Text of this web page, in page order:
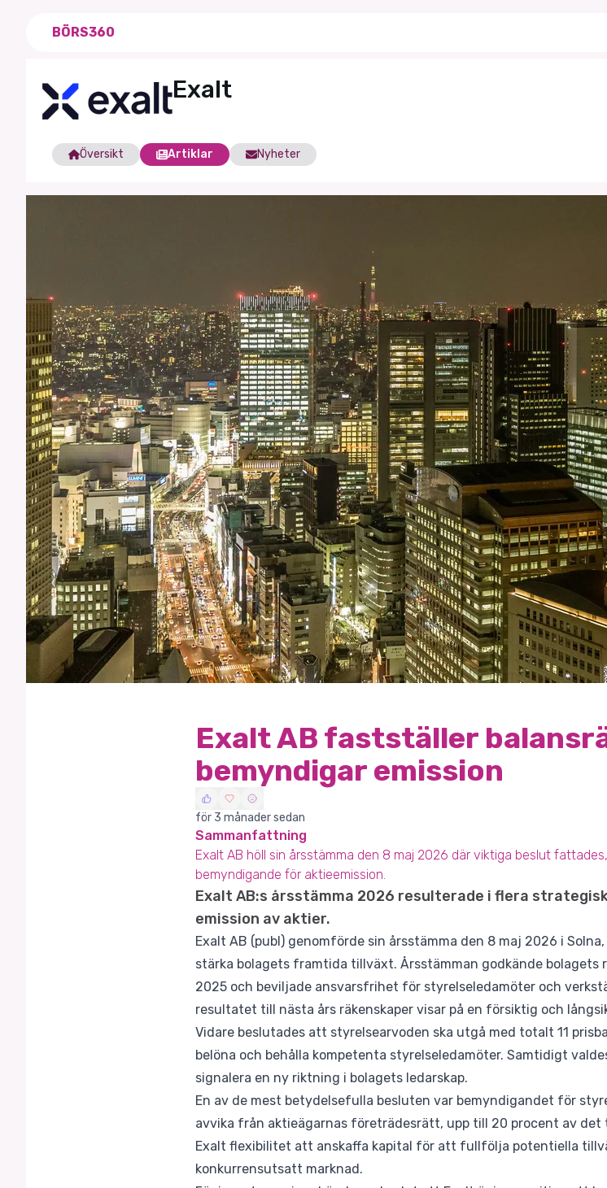
BÖRS360
Exalt
Översikt Artiklar Nyheter
Exalt AB fastställer
bemyndigar emission
för 3 månader sedan
Sammanfattning
Exalt AB höll sin årsstämma den 8 maj 2026 där viktiga beslut
bemyndigande för aktieemission.
Exalt AB:s årsstämma 2026 resulterade i flera
emission av aktier.
Exalt AB (publ) genomförde sin årsstämma den 8 maj 2026 i
stärka bolagets framtida tillväxt. Årsstämman godkände
2025 och beviljade ansvarsfrihet för styrelseledamöter och
resultatet till nästa års räkenskaper visar på en försiktig och
Vidare beslutades att styrelsearvoden ska utgå med totalt 11
belöna och behålla kompetenta styrelseledamöter. Samtidigt
signalera en ny riktning i bolagets ledarskap.
En av de mest betydelsefulla besluten var bemyndigandet för
avvika från aktieägarnas företrädesrätt, upp till 20 procent av
Exalt flexibilitet att anskaffa kapital för att fullfölja potentiella
konkurrensutsatt marknad.